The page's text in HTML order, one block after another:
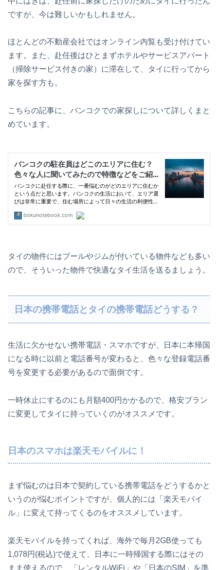
ですが、今は難しいかもしれません。
ほとんどの不動産会社ではオンライン内覧も受け付けてい
ます。また、赴任後はひとまずホテルやサービスアパート
（掃除サービス付きの家）に滞在して、タイに行ってから
家を探す方も。
こちらの記事に、バンコクでの家探しについて詳しくまと
めています。
タイの物件にはプールやジムが付いている物件なども多い
ので、そういった物件で快適なタイ生活を送るましょう。
日本の携帯電話とタイの携帯電話どうする？
生活に欠かせない携帯電話・スマホですが、日本に本帰国
になる時に以前と電話番号が変わると、色々な登録電話番
号を変更する必要があるので面倒です。
一時休止にするのにも月額400円かかるので、格安プラン
に変更してタイに持っていくのがオススメです。
日本のスマホは楽天モバイルに！
まず悩むのは日本で契約している携帯電話をどうするかと
いうのが悩むポイントですが、個人的には「楽天モバイ
ル」に変えて持ってくるのをオススメしています。
楽天モバイルを持ってくれば、海外で毎月2GB使っても
1,078円(税込)で使えて、日本に一時帰国する際にはその
まま使えるので、「レンタルWiFi」や「日本のSIM」を準